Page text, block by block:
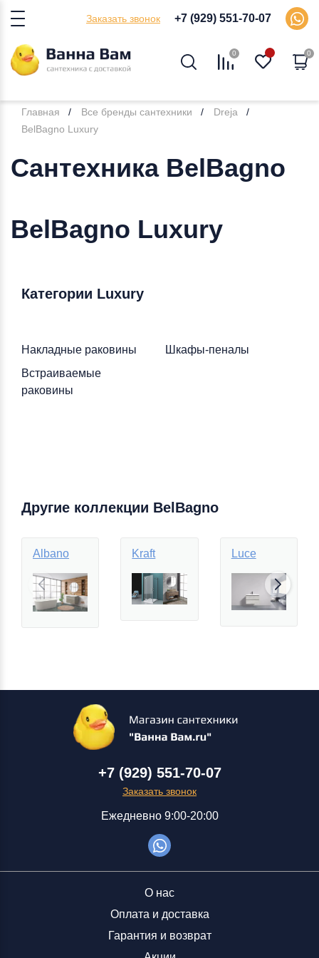
Заказать звонок +7 (929) 551-70-07
0 0
Главная Все бренды сантехники
Dreja
BelBagno Luxury
Сантехника BelBagno
BelBagno Luxury
Категории Luxury
Накладные раковины
Встраиваемые
раковины
Шкафы-пеналы
Другие коллекции BelBagno
Albano Kraft Luce
+7 (929) 551-70-07
Заказать звонок
Ежедневно 9:00-20:00
О нас
Оплата и доставка
Гарантия и возврат